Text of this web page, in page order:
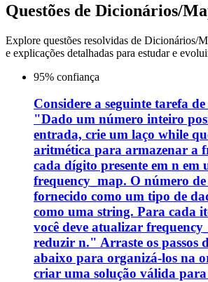
Questões de Dicionários/
Explore questões resolvidas de Dicionários/
e explicações detalhadas para estudar e
95% confiança
Considere a seguinte tarefa
"Dado um número inteiro
entrada, crie um laço while
aritmética para armazenar a
cada dígito presente em n em
frequency_map. O número
fornecido como um tipo de
como uma string. Para cada
você deve atualizar
reduzir n." Arraste os passos
abaixo para organizá-los na
criar uma solução válida